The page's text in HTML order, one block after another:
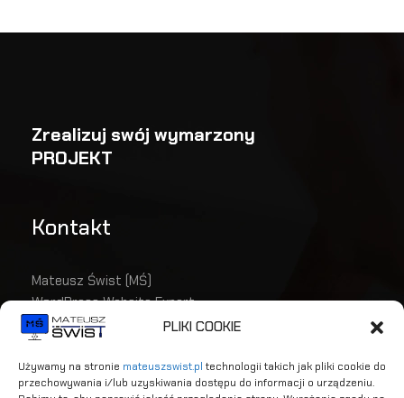
PLIKI COOKIE
Używamy na stronie mateuszswist.pl technologii takich jak pliki cookie do
przechowywania i/lub uzyskiwania dostępu do informacji o urządzeniu.
Zrealizuj swój wymarzony
PROJEKT
Kontakt
Mateusz Świst (MŚ)
WordPress Website Expert
mat.swist@gmail.com
(+48) 535 366 812